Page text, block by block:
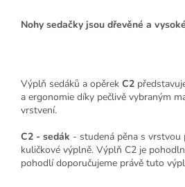
Nohy sedačky jsou dřevěné a
Výplň sedáků a opěrek C2
a ergonomie díky pečlivě vybraným
vrstvení.
C2 - sedák - studená pěna s vrstvou
kuličkové výplně. Výplň C2 je
pohodlí doporučujeme právě tuto